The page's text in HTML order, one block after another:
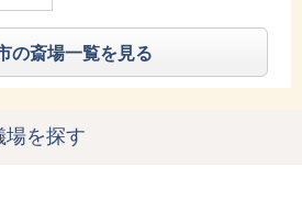
の斎場一覧を見る
場を探す